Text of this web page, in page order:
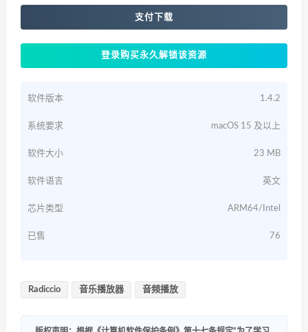
支付下载
登录购买永久解锁该资源
软件版本 1.4.2
系统要求 macOS 15 及以上
软件大小 23 MB
软件语言 英文
芯片类型 ARM64/Intel
已售 76
Radiccio 音乐播放器 音频播放